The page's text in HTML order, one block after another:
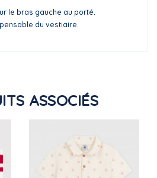
le bras gauche au porté.
du vestiaire.
ASSOCIÉS